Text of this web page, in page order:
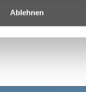
Ablehnen